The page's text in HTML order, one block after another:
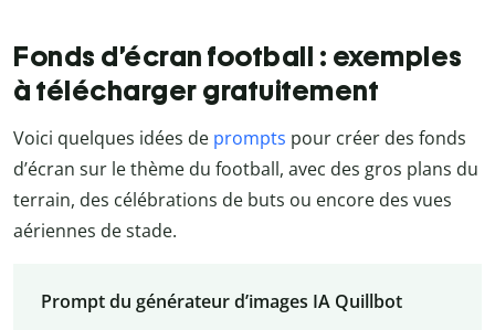
Fonds d’écran football : exemples
à télécharger gratuitement
Voici quelques idées de prompts pour créer des fonds
d’écran sur le thème du football, avec des gros plans du
terrain, des célébrations de buts ou encore des vues
aériennes de stade.
Prompt du générateur d’images IA Quillbot